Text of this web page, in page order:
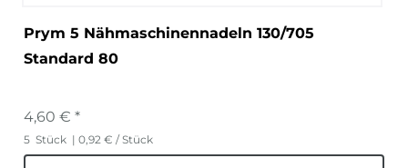
Prym 5 Nähmaschinennadeln 130/705
Standard 80
4,60 € *
5 Stück | 0,92 € / Stück